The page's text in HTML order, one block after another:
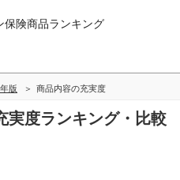
保険商品ランキング
版 商品内容の充実度
実度ランキング・比較